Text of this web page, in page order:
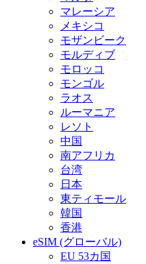
マレーシア
メキシコ
モザンビーク
モルディブ
モロッコ
モンゴル
ラオス
ルーマニア
レソト
中国
南アフリカ
台湾
日本
東ティモール
韓国
香港
eSIM (グローバル)
EU 53カ国